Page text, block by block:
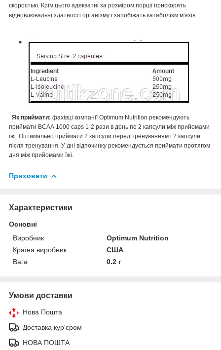
скоростью. Крім цього адекватні за розміром порції прискорять
відновлювальні здатності організму і запобіжать катаболізм м'язів.
Як приймати: фахівці компанії Optimum Nutrition рекомендують
приймати ВСАА 1000 caps 1-2 рази в день по 2 капсули між прийомами
їжі. Оптимально приймати 2 капсули перед тренуванням і 2 капсули
після тренування. У дні відпочинку рекомендується приймати протягом
дня між прийомами їжі.
Приховати
Характеристики
Основні
Виробник
Optimum Nutrition
Країна виробник
США
Вага
0.2 г
Умови доставки
Нова Пошта
Доставка кур'єром
НОВА ПОШТА